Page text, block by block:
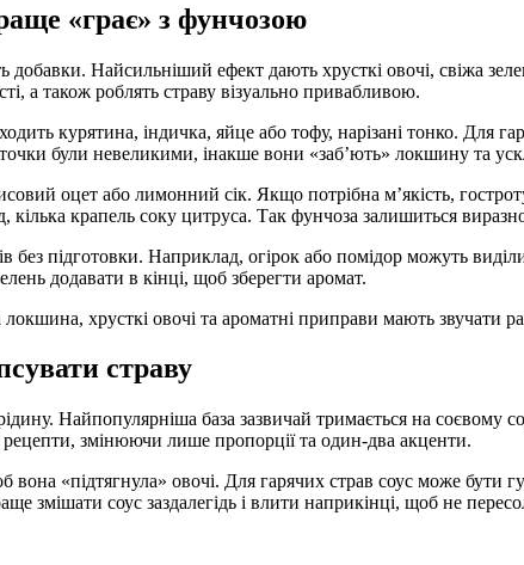
«грає» з фунчозою
Найсильніший ефект дають хрусткі овочі, свіжа
а також роблять страву візуально привабливою.
курятина, індичка, яйце або тофу, нарізані тонко. Для
були невеликими, інакше вони «заб’ють» локшину та
оцет або лимонний сік. Якщо потрібна м’якість,
кілька крапель соку цитруса. Так фунчоза залишиться
без підготовки. Наприклад, огірок або помідор можуть
додавати в кінці, щоб зберегти аромат.
хрусткі овочі та ароматні приправи мають звучати
страву
Найпопулярніша база зазвичай тримається на соєвому
рецепти, змінюючи лише пропорції та один-два акценти.
«підтягнула» овочі. Для гарячих страв соус може бути
змішати соус заздалегідь і влити наприкінці, щоб не